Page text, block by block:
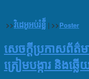
>>វិដេអូអប់រំខ្លី័ | >>Poster
សេចក្តីប្រកាសព័ត៌ម
ត្រៀមបង្ការ និងឆ្